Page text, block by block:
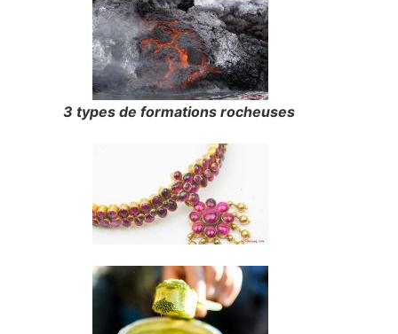
3 types de formations rocheuses